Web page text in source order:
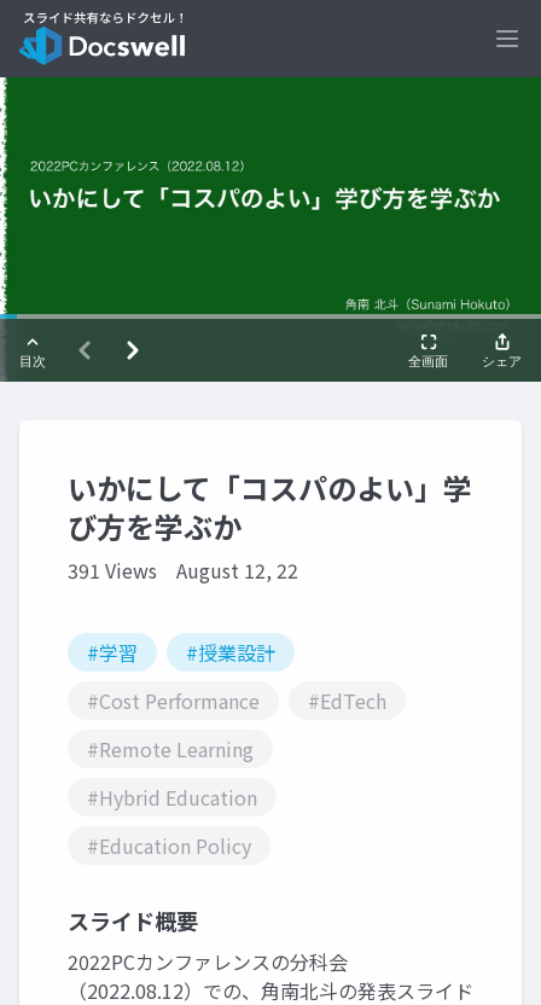
いかにして「コスパのよい」学
び方を学ぶか
391 Views August 12, 22
#学習
#授業設計
#Cost Performance
#EdTech
#Remote Learning
#Hybrid Education
#Education Policy
スライド概要
2022PCカンファレンスの分科会
（2022.08.12）での、角南北斗の発表スライド